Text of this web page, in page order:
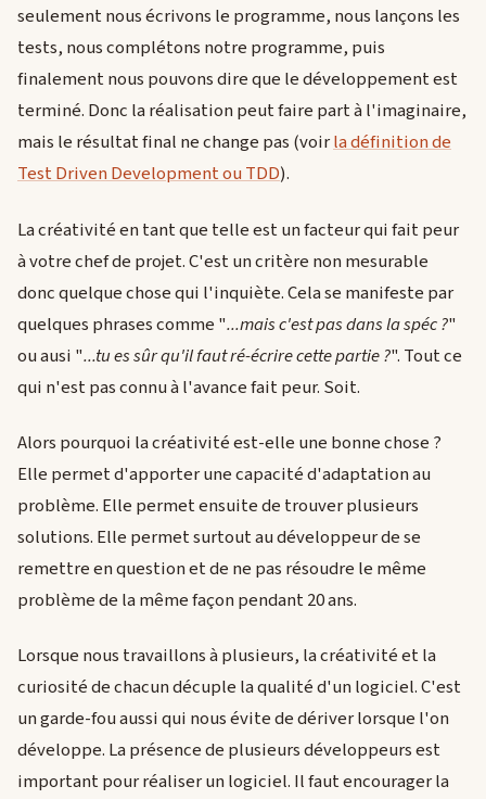
seulement nous écrivons le programme, nous lançons les
tests, nous complétons notre programme, puis
finalement nous pouvons dire que le développement est
terminé. Donc la réalisation peut faire part à l'imaginaire,
mais le résultat final ne change pas (voirla définition de
Test Driven Development ou TDD).
La créativité en tant que telle est un facteur qui fait peur
à votre chef de projet. C'est un critère non mesurable
donc quelque chose qui l'inquiète. Cela se manifeste par
quelques phrases comme "...mais c'est pas dans la spéc ?"
ou ausi "...tu es sûr qu'il faut ré-écrire cette partie ?". Tout ce
qui n'est pas connu à l'avance fait peur. Soit.
Alors pourquoi la créativité est-elle une bonne chose ?
Elle permet d'apporter une capacité d'adaptation au
problème. Elle permet ensuite de trouver plusieurs
solutions. Elle permet surtout au développeur de se
remettre en question et de ne pas résoudre le même
problème de la même façon pendant 20 ans.
Lorsque nous travaillons à plusieurs, la créativité et la
curiosité de chacun décuple la qualité d'un logiciel. C'est
un garde-fou aussi qui nous évite de dériver lorsque l'on
développe. La présence de plusieurs développeurs est
important pour réaliser un logiciel. Il faut encourager la